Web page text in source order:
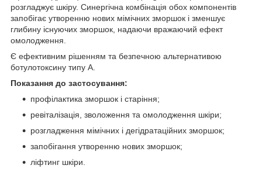
розгладжує шкіру. Синергічна комбінація обох компонентів
запобігає утворенню нових мімічних зморшок і зменшує
глибину існуючих зморшок, надаючи вражаючий ефект
омолодження.
Є ефективним рішенням та безпечною альтернативою
ботулотоксину типу А.
Показання до застосування:
профілактика зморшок і старіння;
ревіталізація, зволоження та омолодження шкіри;
розгладження мімічних і дегідратаційних зморшок;
запобігання утворенню нових зморшок;
ліфтинг шкіри.